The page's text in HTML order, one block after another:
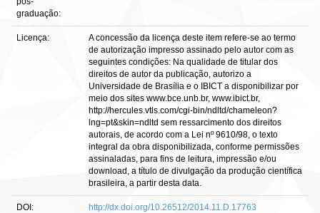
graduação:
Licença:
A concessão da licença deste item refere-se ao termo
de autorização impresso assinado pelo autor com as
seguintes condições: Na qualidade de titular dos
direitos de autor da publicação, autorizo a
Universidade de Brasília e o IBICT a disponibilizar por
meio dos sites www.bce.unb.br, www.ibict.br,
http://hercules.vtls.com/cgi-bin/ndltd/chameleon?
lng=pt&skin=ndltd sem ressarcimento dos direitos
autorais, de acordo com a Lei nº 9610/98, o texto
integral da obra disponibilizada, conforme permissões
assinaladas, para fins de leitura, impressão e/ou
download, a título de divulgação da produção científica
brasileira, a partir desta data.
DOI: http://dx.doi.org/10.26512/2014.11.D.17763